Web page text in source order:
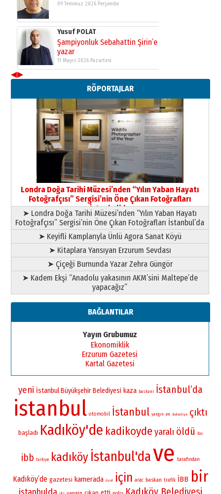
09 Temmuz 2026 Perşembe
Yusuf POLAT
Şampiyonluk Sebahattin Şirin’e
yazar
11 Mayıs 2026 Pazartesi
Neşat YALÇIN
Paranın Aile Kültüründeki Yeri
03 Ağustos 2026 Pazartesi
Yıldırım Gündoğdu
HAVVA’NIN ÜÇ KIZI
09 Temmuz 2026 Perşembe
Yusuf POLAT
Şampiyonluk Sebahattin Şirin’e
yazar
11 Mayıs 2026 Pazartesi
◀▶
RÖPORTAJLAR
Londra Doğa Tarihi Müzesi’nden “Yılın Yaban Hayatı
Fotoğrafçısı” Sergisi’nin Öne Çıkan Fotoğrafları
İstanbul’da
➤ Londra Doğa Tarihi Müzesi’nden “Yılın Yaban Hayatı
Fotoğrafçısı” Sergisi’nin Öne Çıkan Fotoğrafları İstanbul’da
➤ Keyifli Kamplarıyla Ünlü Agora Sanat Köyü
➤ Kitaplara Yansıyan Erzurum Sevdası
➤ Çiçeği Burnunda Yazar Zehra Güngör
➤ Kadem Ekşi “Anadolu yakasının AKM’sini Maltepe’de
yapacağız”
BAĞLANTILAR
Yayın Grubumuz
Ekonomiklik
Erzurum Gazetesi
Kartal Gazetesi
yeni İstanbul Büyükşehir Belediyesi kaza baskani İstanbul’da
istanbul otomobil İstanbul yangın en Belediye çıktı
başladı Kadıköy'de kadikoydeyaralı öldü bu
ibb turkiye kadıköy İstanbul'dave tarafından
Kadıköy’de gazetesi kamerada özel için arac baskan trafik İBB bir
istanbulda Kadıköy Belediyesi